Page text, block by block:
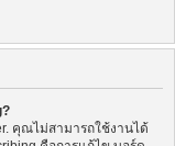
คุณไม่สามารถใช้งานได้